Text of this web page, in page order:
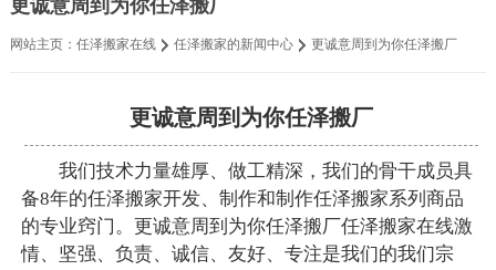
更诚意周到为你任泽搬厂
网站主页： 任泽搬家在线 任泽搬家的新闻中心 更诚意周到为你任泽搬厂
更诚意周到为你任泽搬厂
我们技术力量雄厚、做工精深，我们的骨干成员具
备8年的任泽搬家开发、制作和制作任泽搬家系列商品
的专业窍门。更诚意周到为你任泽搬厂任泽搬家在线激
情、坚强、负责、诚信、友好、专注是我们的我们宗